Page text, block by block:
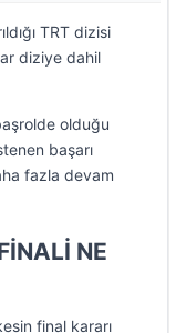
TRT dizisi
diziye dahil
olduğu
başarı
fazla devam
NE
final kararı